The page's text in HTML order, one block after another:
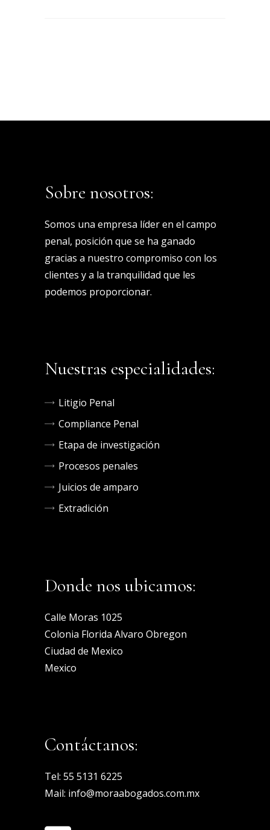
Sobre nosotros:
Somos una empresa líder en el campo
penal, posición que se ha ganado
gracias a nuestro compromiso con los
clientes y a la tranquilidad que les
podemos proporcionar.
Nuestras especialidades:
Litigio Penal
Compliance Penal
Etapa de investigación
Procesos penales
Juicios de amparo
Extradición
Donde nos ubicamos:
Calle Moras 1025
Colonia Florida Alvaro Obregon
Ciudad de Mexico
Mexico
Contáctanos:
Tel: 55 5131 6225
Mail: info@moraabogados.com.mx